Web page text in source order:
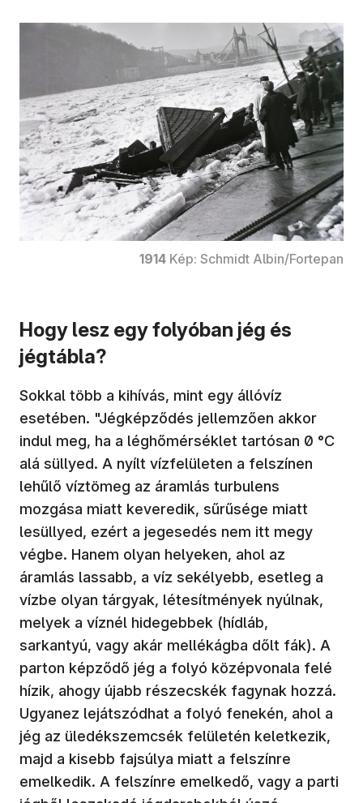
1914 Kép: Schmidt Albin/Fortepan
Hogy lesz egy folyóban jég és
jégtábla?
Sokkal több a kihívás, mint egy állóvíz
esetében. "Jégképződés jellemzően akkor
indul meg, ha a léghőmérséklet tartósan 0 °C
alá süllyed. A nyílt vízfelületen a felszínen
lehűlő víztömeg az áramlás turbulens
mozgása miatt keveredik, sűrűsége miatt
lesüllyed, ezért a jegesedés nem itt megy
végbe. Hanem olyan helyeken, ahol az
áramlás lassabb, a víz sekélyebb, esetleg a
vízbe olyan tárgyak, létesítmények nyúlnak,
melyek a víznél hidegebbek (hídláb,
sarkantyú, vagy akár mellékágba dőlt fák). A
parton képződő jég a folyó középvonala felé
hízik, ahogy újabb részecskék fagynak hozzá.
Ugyanez lejátszódhat a folyó fenekén, ahol a
jég az üledékszemcsék felületén keletkezik,
majd a kisebb fajsúlya miatt a felszínre
emelkedik. A felszínre emelkedő, vagy a parti